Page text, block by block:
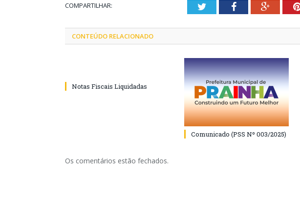
COMPARTILHAR: TwitterFacebook
CONTEÚDO RELACIONADO
Notas Fiscais Liquidadas
Comunicado (PSS Nº 003/2025)
Os comentários estão fechados.